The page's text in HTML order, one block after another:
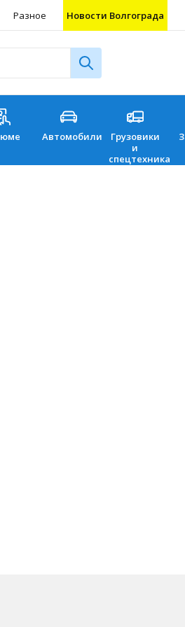
Разное Новости Волгограда
Автомобили
Грузовики
и
спецтехника